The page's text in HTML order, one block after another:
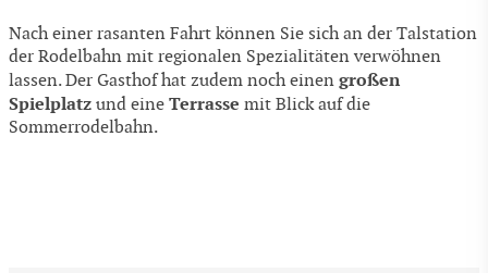
Nach einer rasanten Fahrt können Sie sich an der Talstation
der Rodelbahn mit regionalen Spezialitäten verwöhnen
lassen. Der Gasthof hat zudem noch einen großen
Spielplatz und eine Terrasse mit Blick auf die
Sommerrodelbahn.